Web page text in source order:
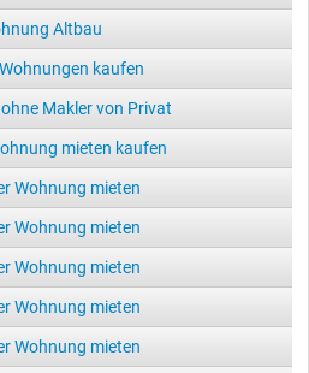
Altbau
kaufen
Makler von Privat
mieten kaufen
Wohnung mieten
Wohnung mieten
Wohnung mieten
Wohnung mieten
Wohnung mieten